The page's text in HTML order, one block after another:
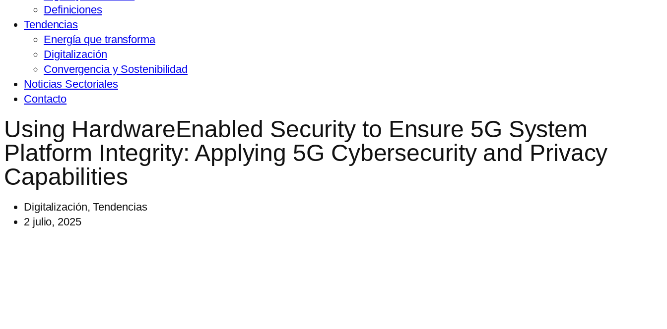
Definiciones
Tendencias
Energía que transforma
Digitalización
Convergencia y Sostenibilidad
Noticias Sectoriales
Contacto
Using HardwareEnabled Security to Ensure 5G System
Platform Integrity: Applying 5G Cybersecurity and Privacy
Capabilities
Digitalización,Tendencias
2 julio, 2025